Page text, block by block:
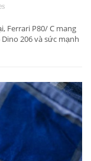
Ferrari P80/ C mang
206 và sức mạnh